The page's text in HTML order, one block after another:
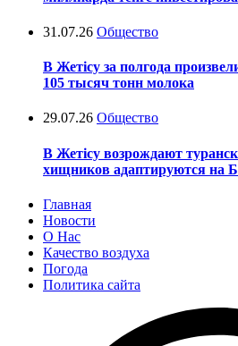
31.07.26 Общество
В Жетісу за полгода
105 тысяч тонн молока
29.07.26 Общество
В Жетісу возрождают
хищников адаптируются на
Главная
Новости
О Нас
Качество воздуха
Погода
Политика сайта